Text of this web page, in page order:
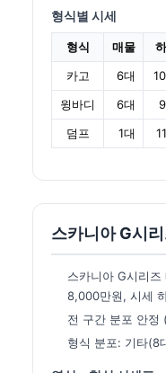
형식별 시세
형식 매물
카고
6대
윙바디
6대
덤프
1대
스카니아 G시
스카니아 G시리
8,000만원, 시세
전 구간 분포 안
형식 분포: 기타(8